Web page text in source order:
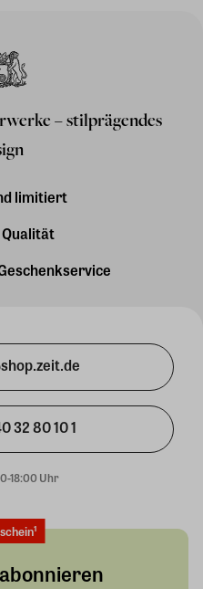
– stilprägendes
limitiert
32 80 10 1
18:00 Uhr